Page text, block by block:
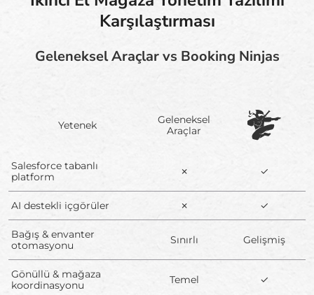
Karşılaştırması
Geleneksel Araçlar vs Booking Ninjas
Yetenek
Geleneksel
Araçlar
Salesforce tabanlı
platform
✗ ✓
AI destekli içgörüler ✗ ✓
Bağış & envanter
otomasyonu
Sınırlı Gelişmiş
Gönüllü & mağaza
koordinasyonu
Temel ✓